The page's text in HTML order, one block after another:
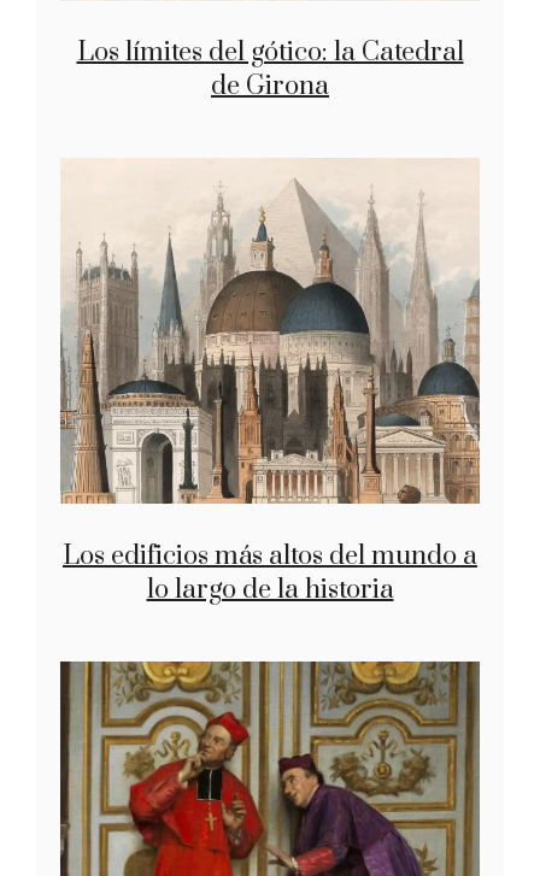
Los límites del gótico: la Catedral
de Girona
Los edificios más altos del mundo a
lo largo de la historia